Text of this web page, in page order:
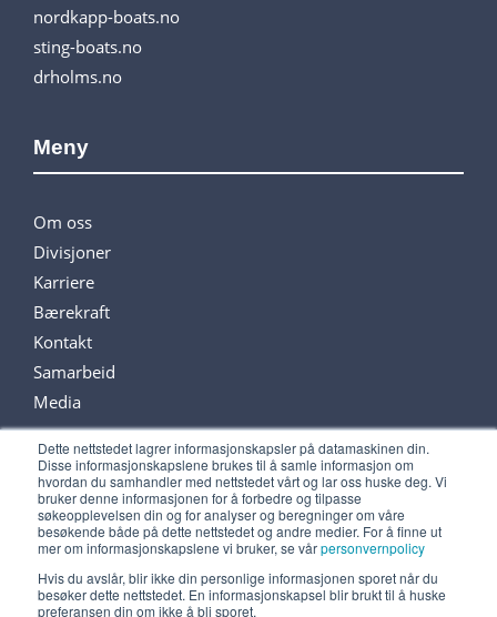
Dette nettstedet lagrer informasjonskapsler på datamaskinen din.
Disse informasjonskapslene brukes til å samle informasjon om
hvordan du samhandler med nettstedet vårt og lar oss huske deg. Vi
bruker denne informasjonen for å forbedre og tilpasse
søkeopplevelsen din og for analyser og beregninger om våre
besøkende både på dette nettstedet og andre medier. For å finne ut
mer om informasjonskapslene vi bruker, se vårpersonvernpolicy
Hvis du avslår, blir ikke din personlige informasjonen sporet når du
besøker dette nettstedet. En informasjonskapsel blir brukt til å huske
preferansen din om ikke å bli sporet.
nordkapp-boats.no
sting-boats.no
drholms.no
Meny
Om oss
Divisjoner
Karriere
Bærekraft
Kontakt
Samarbeid
Media
Følg oss på sosiale medier